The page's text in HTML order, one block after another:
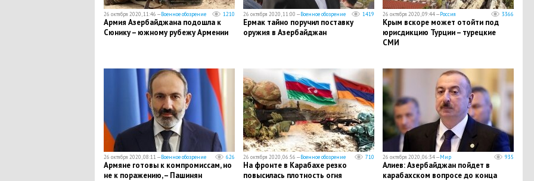
26 октября 2020, 11:46 —Военное обозрение 1210
Армия Азербайджана подошла к
Сюнику – южному рубежу Армении
26 октября 2020, 11:00 —Военное обозрение 1419
Ермак тайно поручил поставку
оружия в Азербайджан
26 октября 2020, 09:44 —Россия 3366
Крым вскоре может отойти под
юрисдикцию Турции – турецкие
СМИ
26 октября 2020, 08:11 —Военное обозрение 626
Армяне готовы к компромиссам, но
не к поражению, – Пашинян
26 октября 2020, 06:56 —Военное обозрение 710
На фронте в Карабахе резко
повысилась плотность огня
26 октября 2020, 06:34 —Мир 935
​Алиев: Азербайджан пойдет в
карабахском вопросе до конца